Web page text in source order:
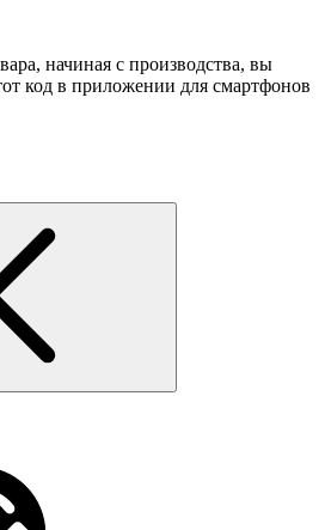
начиная с производства, вы
код в приложении для смартфонов